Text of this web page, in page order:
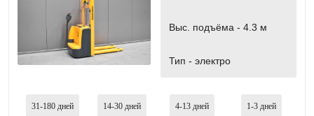
Выс. подъёма - 4.3 м
Тип - электро
31-180 дней 14-30 дней 4-13 дней 1-3 дней